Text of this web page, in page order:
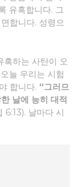
유혹합니다. 그
합니다. 성령으
혹하는 사탄이 오
늘 우리는 시험
합니다. “그러므
날에 능히 대적
6:13). 날마다 시